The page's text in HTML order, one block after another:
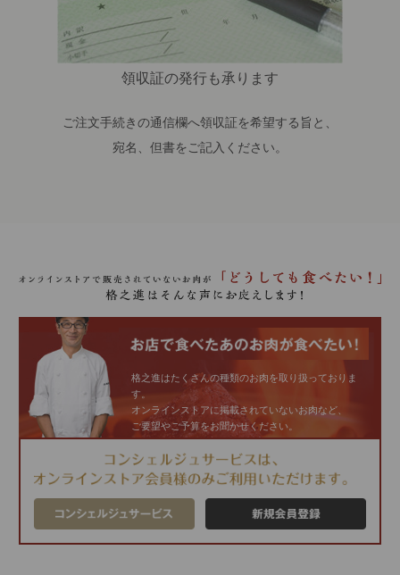
領収証の発行も承ります
ご注文手続きの通信欄へ領収証を希望する旨と、
宛名、但書をご記入ください。
格之進はたくさんの種類のお肉を取り扱っておりま
す。
オンラインストアに掲載されていないお肉など、
ご要望やご予算をお聞かせください。